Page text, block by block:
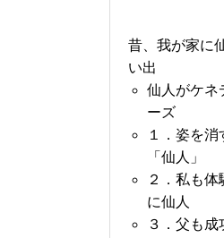
昔、我が家に
い出
仙人がケネ
ーズ
１．姿を
「仙人」
２．私も
に仙人
３．父も